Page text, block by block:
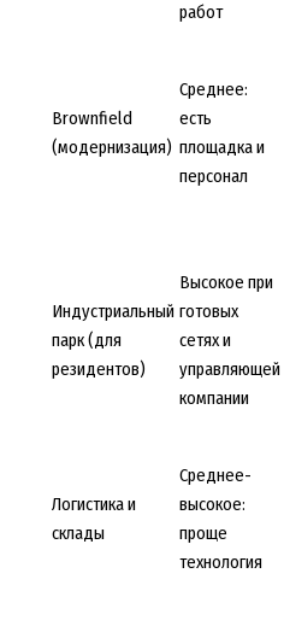
работ
Brownfield
(модернизация)
Среднее:
есть
площадка и
персонал
Индустриальный
парк (для
резидентов)
Высокое при
готовых
сетях и
управляющей
компании
Логистика и
склады
Среднее-
высокое:
проще
технология